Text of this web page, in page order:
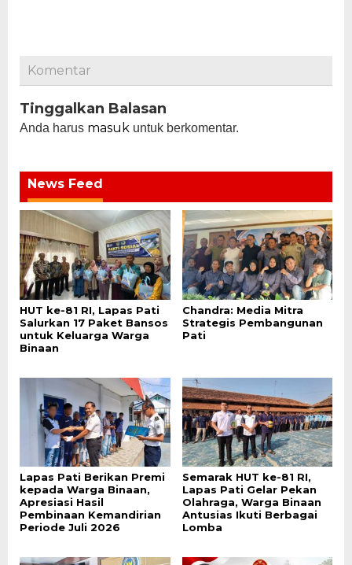
Komentar
Tinggalkan Balasan
Anda harus masuk untuk berkomentar.
News Feed
HUT ke-81 RI, Lapas Pati
Salurkan 17 Paket Bansos
untuk Keluarga Warga
Binaan
Chandra: Media Mitra
Strategis Pembangunan
Pati
Lapas Pati Berikan Premi
kepada Warga Binaan,
Apresiasi Hasil
Pembinaan Kemandirian
Periode Juli 2026
Semarak HUT ke-81 RI,
Lapas Pati Gelar Pekan
Olahraga, Warga Binaan
Antusias Ikuti Berbagai
Lomba